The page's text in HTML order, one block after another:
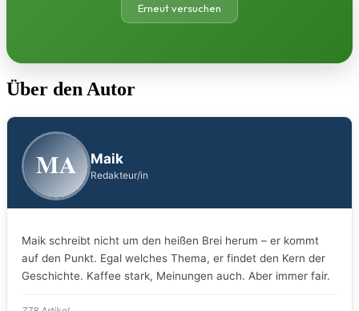
Erneut versuchen
Über den Autor
MA Maik
Redakteur/in
Maik schreibt nicht um den heißen Brei herum – er kommt
auf den Punkt. Egal welches Thema, er findet den Kern der
Geschichte. Kaffee stark, Meinungen auch. Aber immer fair.